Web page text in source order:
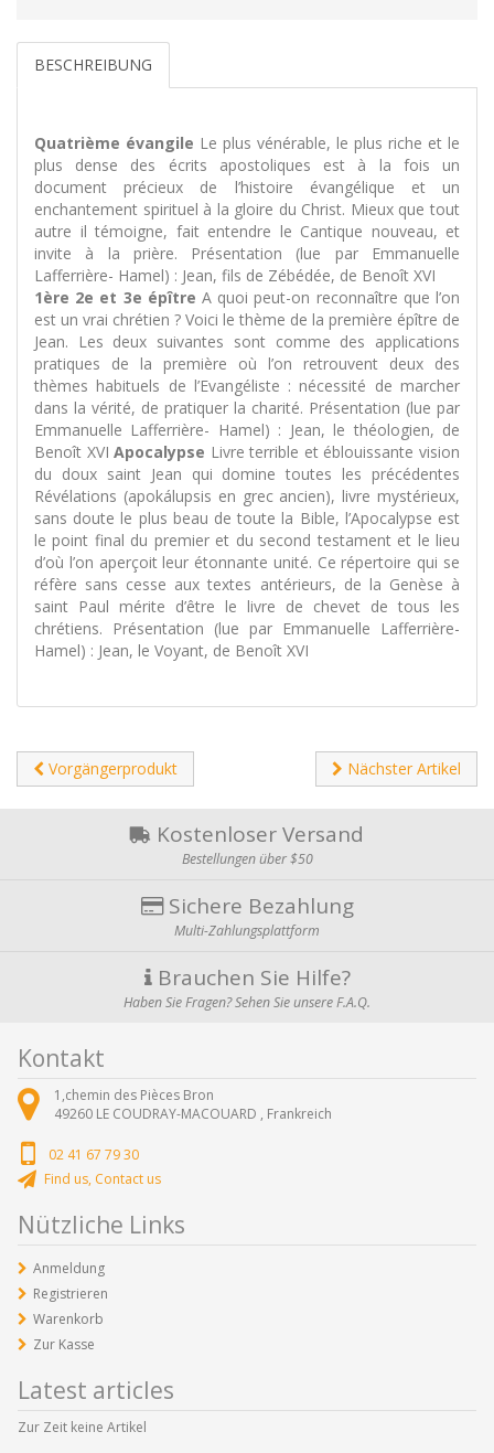
BESCHREIBUNG
Quatrième évangile Le plus vénérable, le plus riche et le
plus dense des écrits apostoliques est à la fois un
document précieux de l’histoire évangélique et un
enchantement spirituel à la gloire du Christ. Mieux que tout
autre il témoigne, fait entendre le Cantique nouveau, et
invite à la prière. Présentation (lue par Emmanuelle
Lafferrière- Hamel) : Jean, fils de Zébédée, de Benoît XVI
1ère 2e et 3e épître A quoi peut-on reconnaître que l’on
est un vrai chrétien ? Voici le thème de la première épître de
Jean. Les deux suivantes sont comme des applications
pratiques de la première où l’on retrouvent deux des
thèmes habituels de l’Evangéliste : nécessité de marcher
dans la vérité, de pratiquer la charité. Présentation (lue par
Emmanuelle Lafferrière- Hamel) : Jean, le théologien, de
Benoît XVIApocalypse Livre terrible et éblouissante vision
du doux saint Jean qui domine toutes les précédentes
Révélations (apokálupsis en grec ancien), livre mystérieux,
sans doute le plus beau de toute la Bible, l’Apocalypse est
le point final du premier et du second testament et le lieu
d’où l’on aperçoit leur étonnante unité. Ce répertoire qui se
réfère sans cesse aux textes antérieurs, de la Genèse à
saint Paul mérite d’être le livre de chevet de tous les
chrétiens. Présentation (lue par Emmanuelle Lafferrière-
Hamel) : Jean, le Voyant, de Benoît XVI
Vorgängerprodukt Nächster Artikel
Kostenloser Versand
Bestellungen über $50
Sichere Bezahlung
Multi-Zahlungsplattform
Brauchen Sie Hilfe?
Haben Sie Fragen? Sehen Sie unsere F.A.Q.
Kontakt
1,chemin des Pièces Bron
49260 LE COUDRAY-MACOUARD , Frankreich
02 41 67 79 30
Find us, Contact us
Nützliche Links
Anmeldung
Registrieren
Warenkorb
Zur Kasse
Latest articles
Zur Zeit keine Artikel